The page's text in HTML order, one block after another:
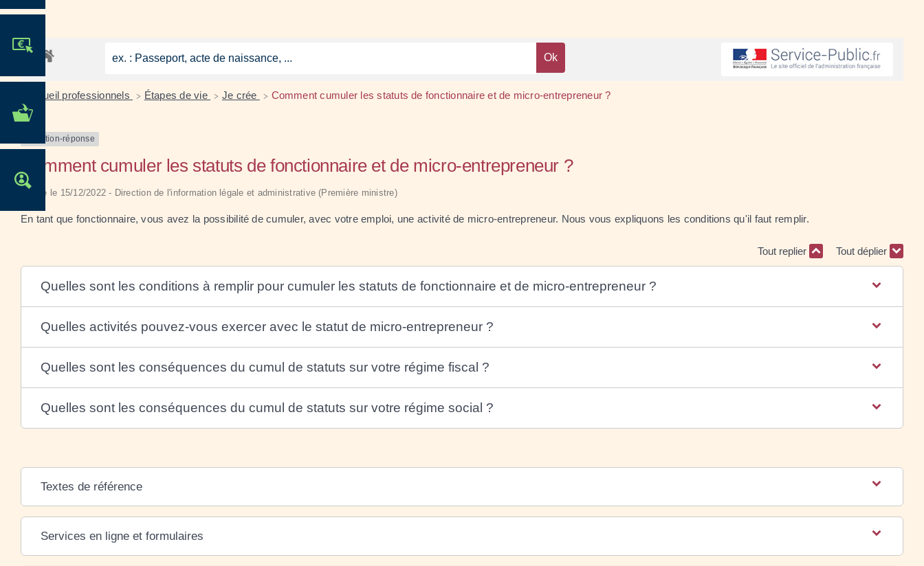
MES DÉMARCHES
Accueil professionnels > Étapes de vie > Je crée > Comment cumuler les statuts de fonctionnaire et de micro-entrepreneur ?
Question-réponse
Comment cumuler les statuts de fonctionnaire et de micro-entrepreneur ?
Vérifié le 15/12/2022 - Direction de l'information légale et administrative (Première ministre)
En tant que fonctionnaire, vous avez la possibilité de cumuler, avec votre emploi, une activité de micro-entrepreneur. Nous vous expliquons les conditions qu'il faut remplir.
Tout replier Tout déplier
Quelles sont les conditions à remplir pour cumuler les statuts de fonctionnaire et de micro-entrepreneur ?
Quelles activités pouvez-vous exercer avec le statut de micro-entrepreneur ?
Quelles sont les conséquences du cumul de statuts sur votre régime fiscal ?
Quelles sont les conséquences du cumul de statuts sur votre régime social ?
Textes de référence
Services en ligne et formulaires